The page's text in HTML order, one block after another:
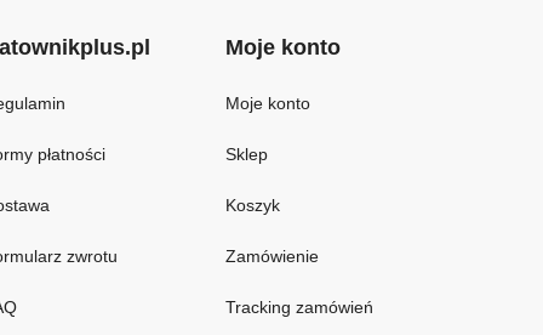
płatności
zwrotu
Moje konto
Moje konto
Sklep
Koszyk
Zamówienie
Tracking zamówień